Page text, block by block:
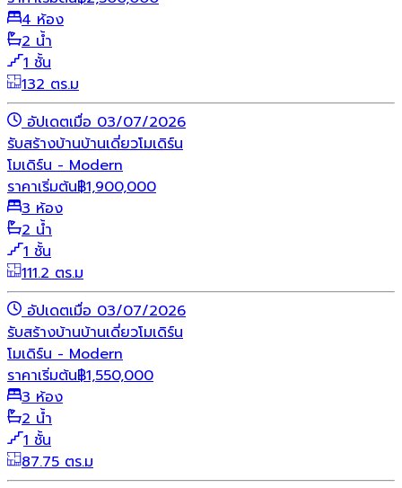
4 ห้อง
2 น้ำ
1 ชั้น
132 ตร.ม
อัปเดตเมื่อ 03/07/2026
รับสร้างบ้านบ้านเดี่ยวโมเดิร์น
โมเดิร์น - Modern
ราคาเริ่มต้น฿1,900,000
3 ห้อง
2 น้ำ
1 ชั้น
111.2 ตร.ม
อัปเดตเมื่อ 03/07/2026
รับสร้างบ้านบ้านเดี่ยวโมเดิร์น
โมเดิร์น - Modern
ราคาเริ่มต้น฿1,550,000
3 ห้อง
2 น้ำ
1 ชั้น
87.75 ตร.ม